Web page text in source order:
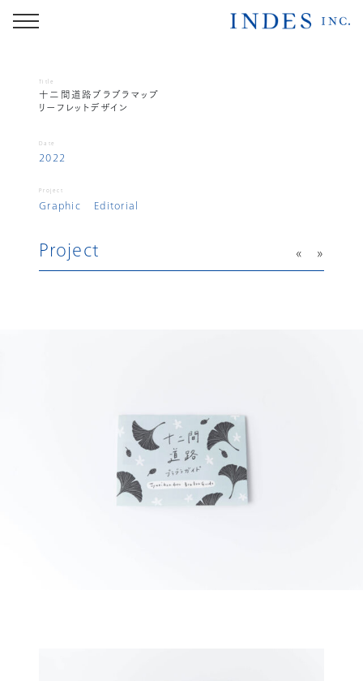
Title
十二間道路ブラブラマップ
リーフレットデザイン
Date
2022
Project
Graphic Editorial
Project « »